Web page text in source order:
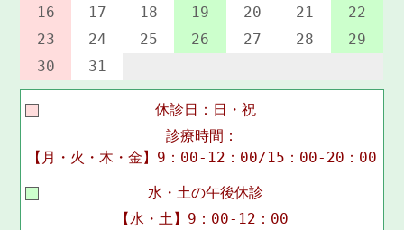
16
17 18 19 20 21
22
23
24 25 26 27 28
29
30
31
休診日：日・祝
診療時間：
【月・火・木・金】9：00-12：00/15：00-20：00
水・土の午後休診
【水・土】9：00-12：00